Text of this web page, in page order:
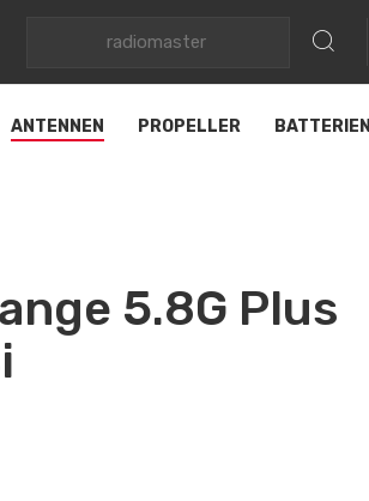
ANTENNEN PROPELLER BATTERIEN
5.8G Plus